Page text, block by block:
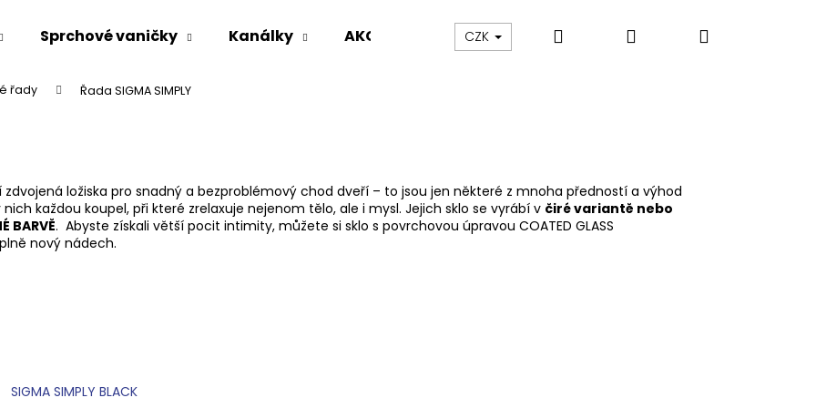
Sprchové vaničky Kanálky AKCE % Výprodej Vany a umyvadla
CZK Hledat PřihlášeníNákupní
řady Řada SIGMA SIMPLY
ložiska pro snadný a bezproblémový chod dveří – to jsou jen některé z mnoha předností a výhod
nich každou koupel, při které zrelaxuje nejenom tělo, ale i mysl. Jejich sklo se vyrábí v čiré variantě nebo
BARVĚ. Abyste získali větší pocit intimity, můžete si sklo s povrchovou úpravou COATED GLASS
nový nádech.
SIGMA SIMPLY BLACK
Co potřebujete najít?
Doporučujeme
VARIO SPRCHOVÁ ZÁSTĚNA 1000 MM